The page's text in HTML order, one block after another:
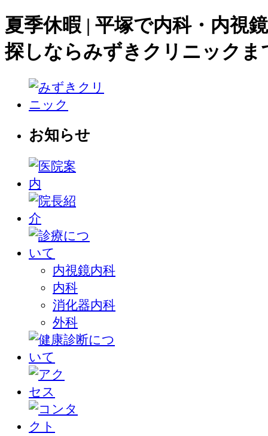
夏季休暇 | 平塚で内科・内視
探しならみずきクリニックま
お知らせ
内視鏡内科
内科
消化器内科
外科